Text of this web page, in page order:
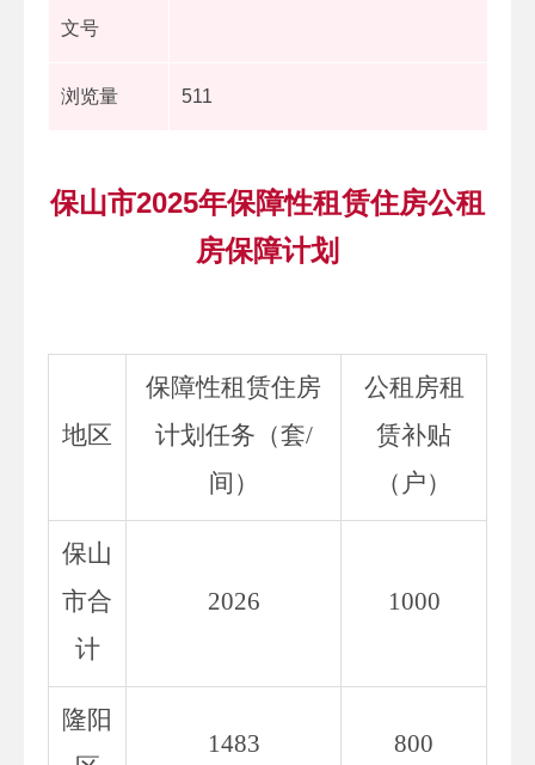
文号
浏览量 511
保山市2025年保障性租赁住房公租
房保障计划
地区
保障性租赁住房
计划任务（套/
间）
公租房租
赁补贴
（户）
保山
市合
计
2026 1000
隆阳
1483 800